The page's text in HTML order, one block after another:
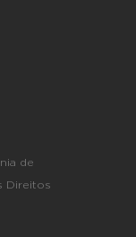
de
Direitos